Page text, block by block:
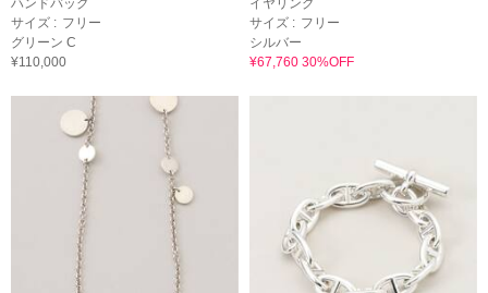
ハンドバッグ
サイズ : フリー
グリーン C
¥110,000
イヤリング
サイズ : フリー
シルバー
¥67,760 30%OFF